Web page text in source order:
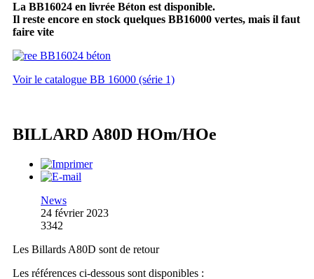
La BB16024 en livrée Béton est disponible.
Il reste encore en stock quelques BB16000 vertes, mais il faut
faire vite
Voir le catalogue BB 16000 (série 1)
BILLARD A80D HOm/HOe
News
24 février 2023
3342
Les Billards A80D sont de retour
Les références ci-dessous sont disponibles :